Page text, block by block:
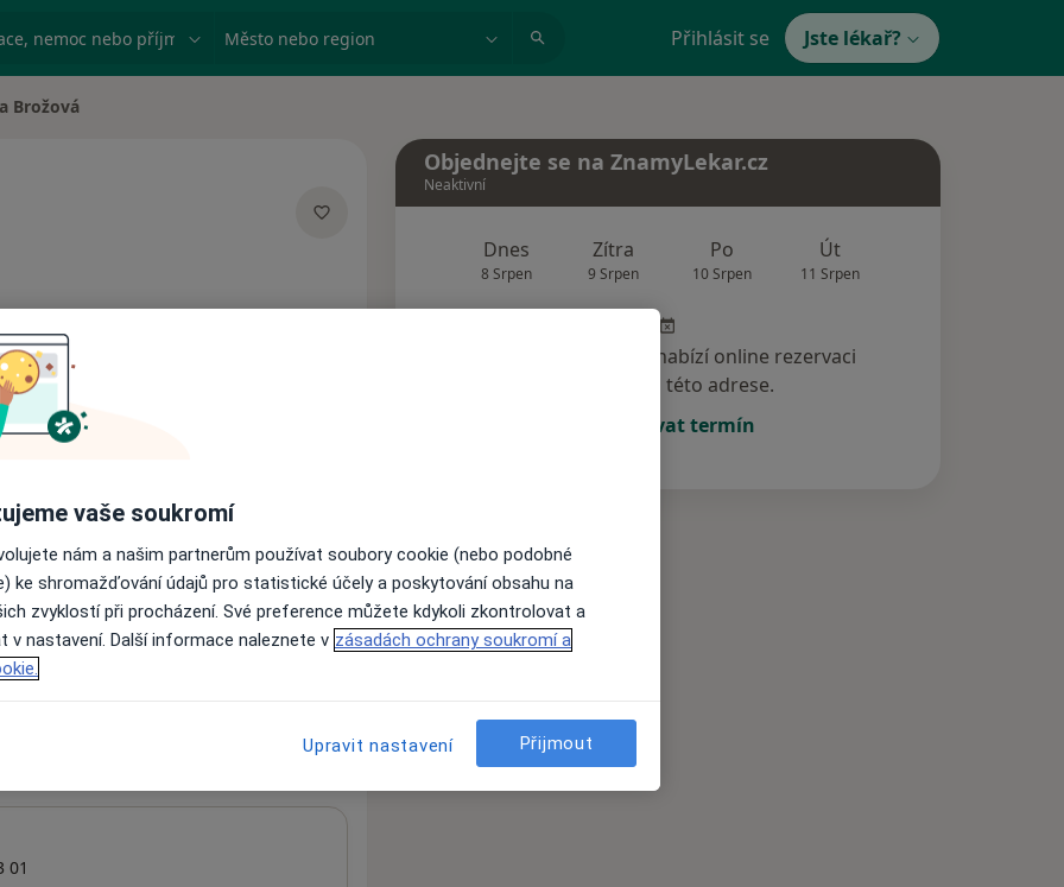
nemoc nebo příjmení Město nebo region Přihlásit se Jste lékař?
Brožová
nejsou k dispozici
informace o svých službách.
01
Objednejte se na ZnamyLekar.cz
Neaktivní
Dnes
8 Srpen
Zítra
9 Srpen
Po
10 Srpen
Út
11 Srpen
Tento specialista nenabízí online rezervaci
termínu na této adrese.
Rezervovat termín
vaše soukromí
nám a našim partnerům používat soubory cookie (nebo podobné
ke shromažďování údajů pro statistické účely a poskytování obsahu na
zvyklostí při procházení. Své preference můžete kdykoli zkontrolovat a
v nastavení. Další informace naleznete v zásadách ochrany soukromí a
Upravit nastavení Přijmout